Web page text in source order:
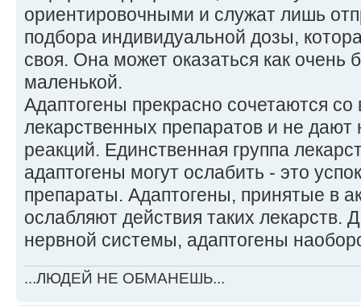
ориентировочными и служат лишь
подбора индивидуальной дозы,
своя. Она может оказаться как очень
маленькой.
Адаптогены прекрасно сочетаются
лекарственных препаратов и не дают
реакций. Единственная группа
адаптогены могут ослабить - это
препараты. Адаптогены, принятые в
ослабляют действия таких лекарств.
нервной системы, адаптогены
...ЛЮДЕЙ НЕ ОБМАНЕШЬ...